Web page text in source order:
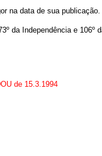
na data de sua publicação.
da Independência e 106º
de 15.3.1994